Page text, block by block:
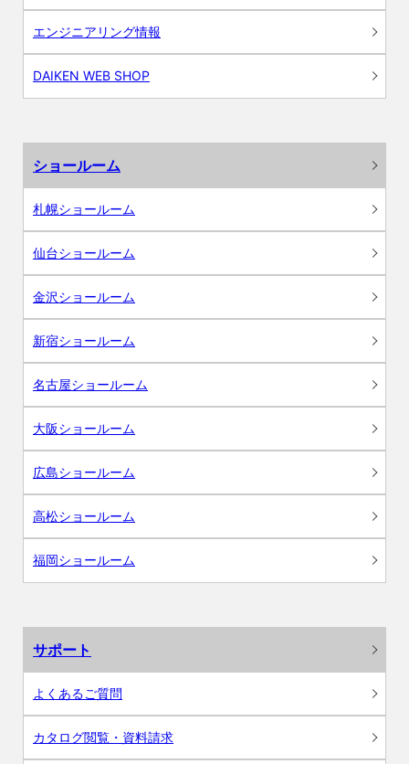
エンジニアリング情報
DAIKEN WEB SHOP
ショールーム
札幌ショールーム
仙台ショールーム
金沢ショールーム
新宿ショールーム
名古屋ショールーム
大阪ショールーム
広島ショールーム
高松ショールーム
福岡ショールーム
サポート
よくあるご質問
カタログ閲覧・資料請求